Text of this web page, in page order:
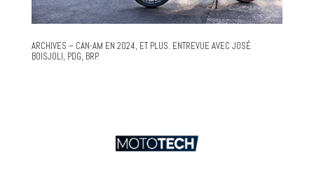
ARCHIVES – CAN-AM EN 2024, ET PLUS. ENTREVUE AVEC JOSÉ
BOISJOLI, PDG, BRP.